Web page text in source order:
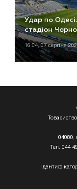
Удар по
стадіон
16:04, 07 серпня
04080,
Тел. 044